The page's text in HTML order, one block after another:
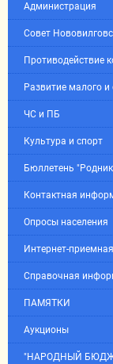
Администрация
Совет
Противодействие
Развитие малого
ЧС и ПБ
Культура и спорт
Бюллетень
Контактная
Опросы населения
Интернет-приемная
Справочная
ПАМЯТКИ
Аукционы
"НАРОДНЫЙ